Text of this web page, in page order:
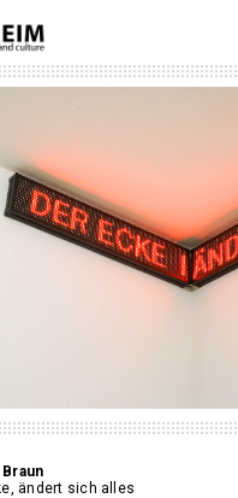
ändert sich alles